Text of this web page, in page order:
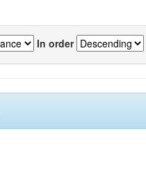
In order